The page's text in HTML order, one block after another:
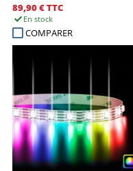
89,90 €TTC
En stock
COMPARER